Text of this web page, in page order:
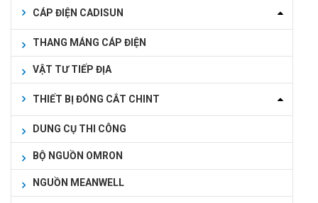
CÁP ĐIỆN CADISUN
THANG MÁNG CÁP ĐIỆN
VẬT TƯ TIẾP ĐỊA
THIẾT BỊ ĐÓNG CẮT CHINT
DUNG CỤ THI CÔNG
BỘ NGUỒN OMRON
NGUỒN MEANWELL